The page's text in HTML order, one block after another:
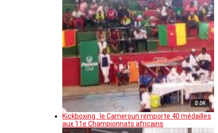
© DR
Kickboxing : le Cameroun remporte 40 médailles
aux 11e Championnats africains